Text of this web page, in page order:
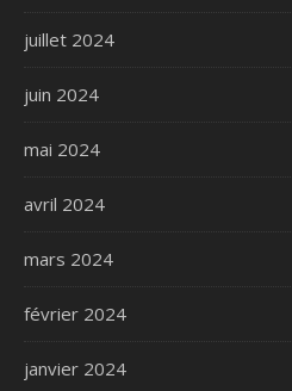
juillet 2024
juin 2024
mai 2024
avril 2024
mars 2024
février 2024
janvier 2024